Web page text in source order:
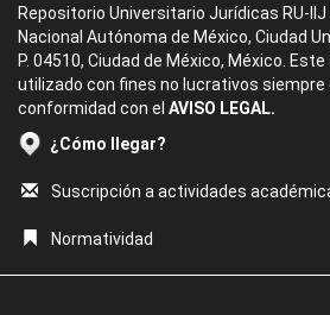
Repositorio Universitario Jurídicas RU-IIJ
Nacional Autónoma de México, Ciudad
P. 04510, Ciudad de México, México.
utilizado con fines no lucrativos
conformidad con el AVISO LEGAL.
¿Cómo llegar?
Suscripción a actividades
Normatividad